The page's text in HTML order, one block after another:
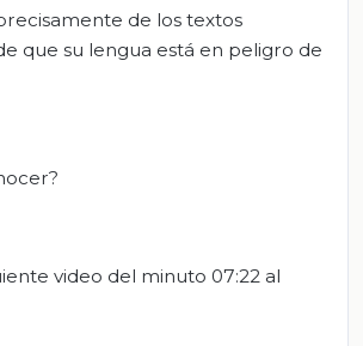
de los textos
que su lengua está en peligro de
video del minuto 07:22 al